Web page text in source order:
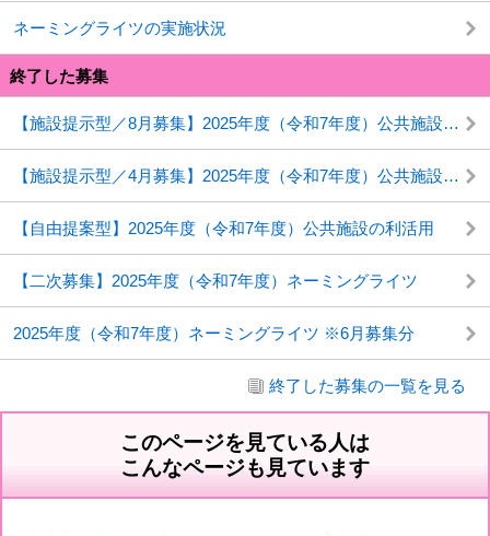
ネーミングライツの実施状況
終了した募集
【施設提示型／8月募集】2025年度（令和7年度）公共施設の利活用
【施設提示型／4月募集】2025年度（令和7年度）公共施設の利活用
【自由提案型】2025年度（令和7年度）公共施設の利活用
【二次募集】2025年度（令和7年度）ネーミングライツ
2025年度（令和7年度）ネーミングライツ ※6月募集分
終了した募集の一覧を見る
このページを見ている人は
こんなページも見ています